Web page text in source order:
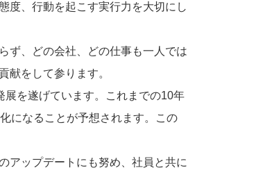
度、行動を起こす実行力を大切にし
ず、どの会社、どの仕事も一人では
献をして参ります。
を遂げています。これまでの10年
になることが予想されます。この
アップデートにも努め、社員と共に